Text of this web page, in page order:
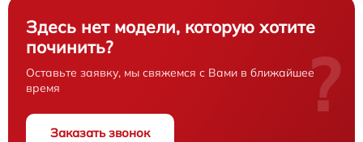
Здесь нет модели, которую хотите
починить?
Оставьте заявку, мы свяжемся с Вами в ближайшее
время
Заказать звонок
?